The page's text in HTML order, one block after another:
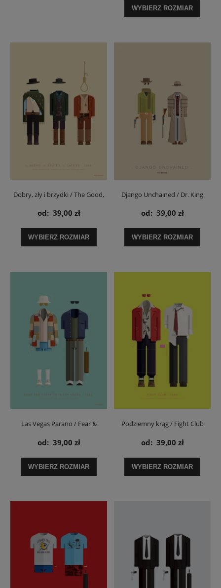
WYBIERZ ROZMIAR
Dobry, zły i brzydki / The Good,
The Bad And The Ugly - plakat
od: 39,00 zł
WYBIERZ ROZMIAR
Django Unchained / Dr. King
Schulz - plakat
od: 39,00 zł
WYBIERZ ROZMIAR
Las Vegas Parano / Fear &
Loathing In Las Vegas - plakat
od: 39,00 zł
WYBIERZ ROZMIAR
Podziemny krąg / Fight Club
Tyler Durden - plakat
od: 39,00 zł
WYBIERZ ROZMIAR